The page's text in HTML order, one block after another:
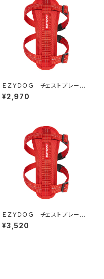
ＥＺＹＤＯＧ チェストプレート
ハーネス XXS(全3色)
¥2,970
ＥＺＹＤＯＧ チェストプレート
ハーネス S(全3色)
¥3,520